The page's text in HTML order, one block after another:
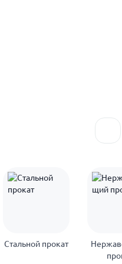
Стальной прокат